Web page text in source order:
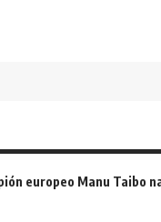
europeo Manu Taibo